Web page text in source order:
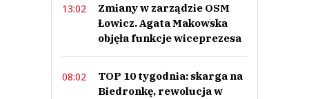
13:02
Zmiany w zarządzie OSM
Łowicz. Agata Makowska
objęła funkcje wiceprezesa
08:02
TOP 10 tygodnia: skarga na
Biedronkę, rewolucja w